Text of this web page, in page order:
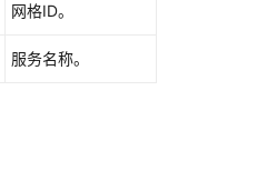
网格ID。
服务名称。